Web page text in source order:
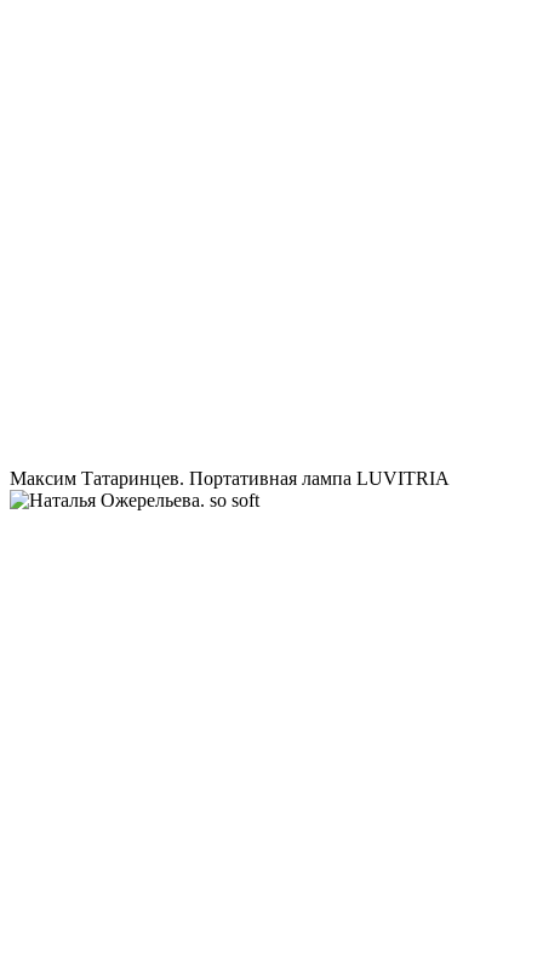
Максим Татаринцев. Портативная лампа LUVITRIA